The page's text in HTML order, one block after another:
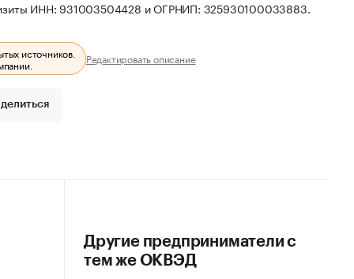
ИНН: 931003504428 и ОГРНИП: 325930100033883.
источников.
Редактировать описание
Другие предприниматели с
тем же ОКВЭД